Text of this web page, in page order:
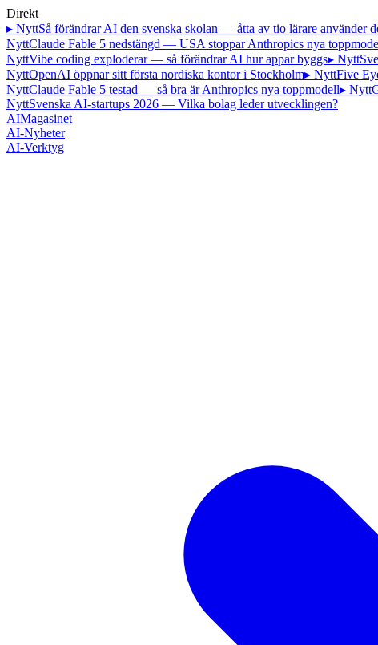
Direkt
▸ NyttSå förändrar AI den svenska skolan — åtta av tio lärare använder
NyttClaude Fable 5 nedstängd — USA stoppar Anthropics nya
NyttVibe coding exploderar — så förändrar AI hur appar byggs▸ Nytt
NyttOpenAI öppnar sitt första nordiska kontor i Stockholm▸ NyttFive
NyttClaude Fable 5 testad — så bra är Anthropics nya toppmodell▸ Nytt
NyttSvenska AI-startups 2026 — Vilka bolag leder utvecklingen?
AIMagasinet
AI-Nyheter
AI-Verktyg